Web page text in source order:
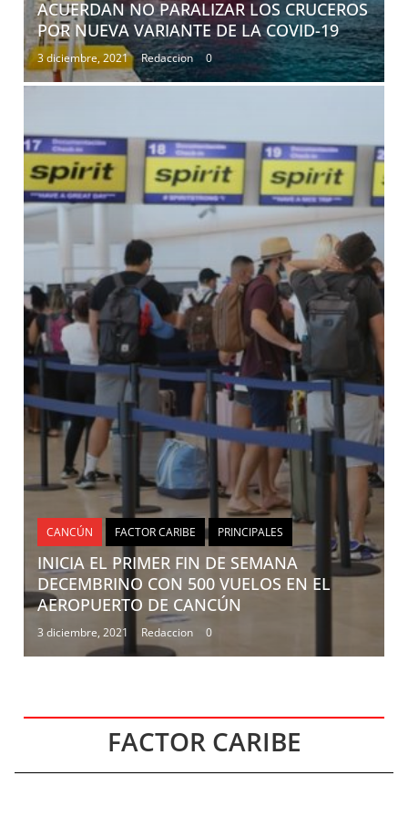
ACUERDAN NO PARALIZAR LOS CRUCEROS
POR NUEVA VARIANTE DE LA COVID-19
3 diciembre, 2021 Redaccion 0
CANCÚN FACTOR CARIBE PRINCIPALES
INICIA EL PRIMER FIN DE SEMANA
DECEMBRINO CON 500 VUELOS EN EL
AEROPUERTO DE CANCÚN
3 diciembre, 2021 Redaccion 0
FACTOR CARIBE